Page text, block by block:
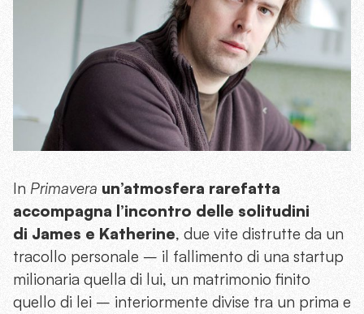
In Primavera un’atmosfera rarefatta
accompagna l’incontro delle solitudini
di James e Katherine, due vite distrutte da un
tracollo personale – il fallimento di una startup
milionaria quella di lui, un matrimonio finito
quello di lei – interiormente divise tra un prima e